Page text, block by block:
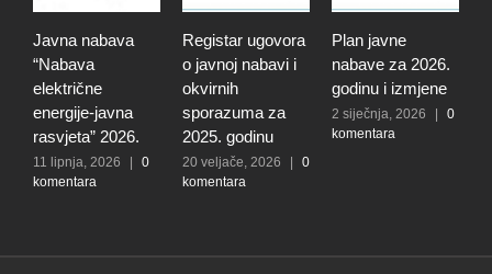
Javna nabava
“Nabava
električne
energije-javna
rasvjeta” 2026.
11 lipnja, 2026
0
komentara
Registar ugovora
o javnoj nabavi i
okvirnih
sporazuma za
2025. godinu
20 veljače, 2026
0
komentara
Plan javne
nabave za 2026.
godinu i izmjene
2 siječnja, 2026
0
komentara